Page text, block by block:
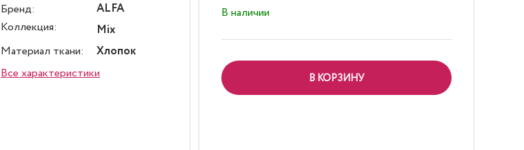
Бренд:
ALFA
Коллекция:
Mix
Материал ткани:
Хлопок
Все характеристики
В наличии
В КОРЗИНУ